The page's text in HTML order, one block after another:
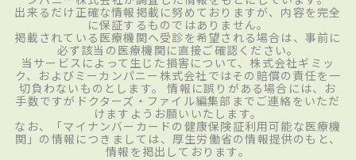
出来るだけ正確な情報掲載に努めておりますが、内容を完全
に保証するものではありません。
掲載されている医療機関へ受診を希望される場合は、事前に
必ず該当の医療機関に直接ご確認ください。
当サービスによって生じた損害について、株式会社ギミッ
ク、およびミーカンパニー株式会社ではその賠償の責任を一
切負わないものとします。 情報に誤りがある場合には、お
手数ですがドクターズ・ファイル編集部までご連絡をいただ
けますようお願いいたします。
なお、「マイナンバーカードの健康保険証利用可能な医療機
関」の情報につきましては、厚生労働省の情報提供のもと、
情報を掲出しております。